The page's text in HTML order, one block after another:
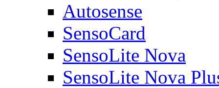
Autosense
SensoCard
SensoLite Nova
SensoLite Nova